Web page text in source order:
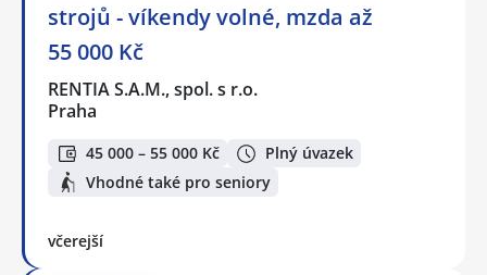
strojů - víkendy volné, mzda až
55 000 Kč
RENTIA S.A.M., spol. s r.o.
Praha
45 000 – 55 000 Kč
Plný úvazek
Vhodné také pro seniory
včerejší